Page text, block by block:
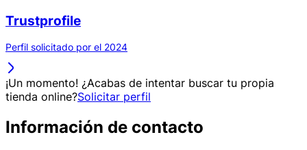
Trustprofile
Perfil solicitado por el 2024
¡Un momento! ¿Acabas de intentar buscar tu propia
tienda online?Solicitar perfil
Información de contacto